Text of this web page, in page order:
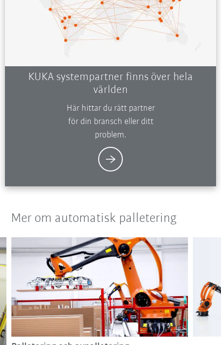
KUKA systempartner finns över hela
världen
Här hittar du rätt partner
för din bransch eller ditt
problem.
Mer om automatisk palletering